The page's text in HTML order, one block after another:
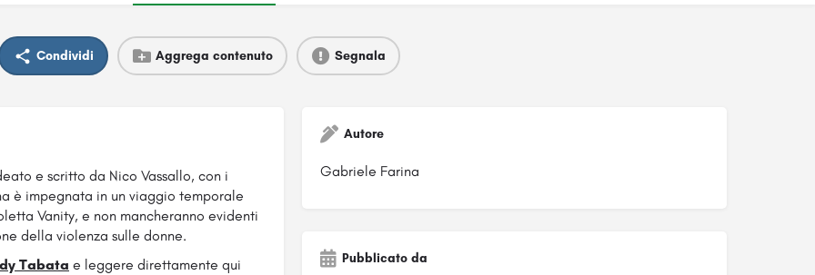
Condividi Aggrega contenuto Segnala
e scritto da Nico Vassallo, con i
è impegnata in un viaggio temporale
Vanity, e non mancheranno evidenti
della violenza sulle donne.
Tabata e leggere direttamente qui
Autore
Gabriele Farina
Pubblicato da